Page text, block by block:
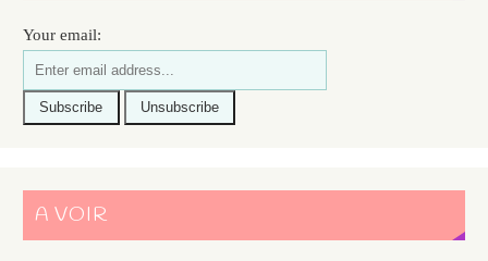
Your email:
A VOIR